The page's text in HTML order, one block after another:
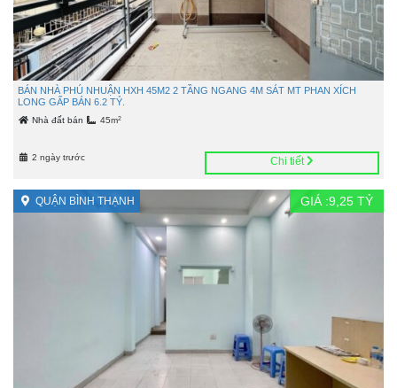
BÁN NHÀ PHÚ NHUẬN HXH 45M2 2 TẦNG NGANG 4M SÁT MT PHAN XÍCH
LONG GẤP BÁN 6.2 TỶ.
Nhà đất bán 45m2
2 ngày trước Chi tiết
QUẬN BÌNH THẠNH GIÁ :9,25 TỶ